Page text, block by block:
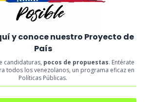
y conoce nuestro Proyecto de
País
candidaturas, pocos de propuestas. Entérate
todos los venezolanos, un programa eficaz en
Políticas Públicas.